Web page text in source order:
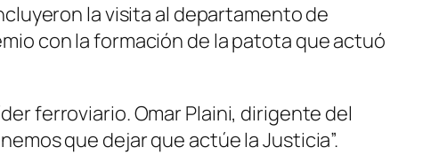
la visita al departamento de
con la formación de la patota que actuó
ferroviario. Omar Plaini, dirigente del
que dejar que actúe la Justicia”.